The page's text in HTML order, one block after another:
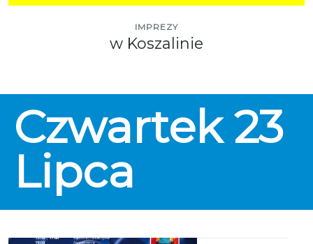
IMPREZY
w Koszalinie
Czwartek 23
Lipca